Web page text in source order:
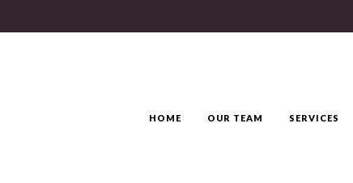
HOME OUR TEAM SERVICES